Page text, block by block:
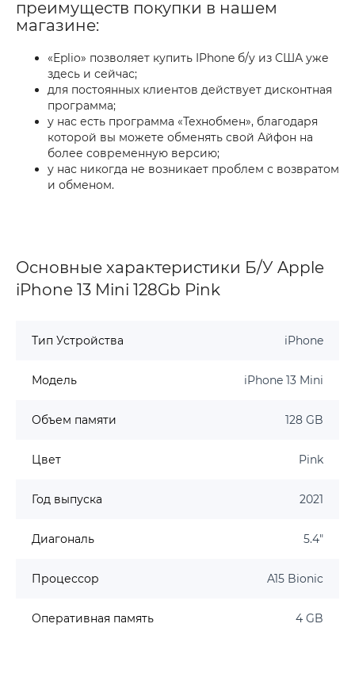
преимуществ покупки в нашем
магазине:
«Eplio» позволяет купить IPhone б/у из США уже
здесь и сейчас;
для постоянных клиентов действует дисконтная
программа;
у нас есть программа «Технобмен», благодаря
которой вы можете обменять свой Айфон на
более современную версию;
у нас никогда не возникает проблем с возвратом
и обменом.
Основные характеристики Б/У Apple
iPhone 13 Mini 128Gb Pink
Тип Устройства iPhone
Модель iPhone 13 Mini
Объем памяти 128 GB
Цвет Pink
Год выпуска 2021
Диагональ 5.4"
Процессор A15 Bionic
Оперативная память 4 GB